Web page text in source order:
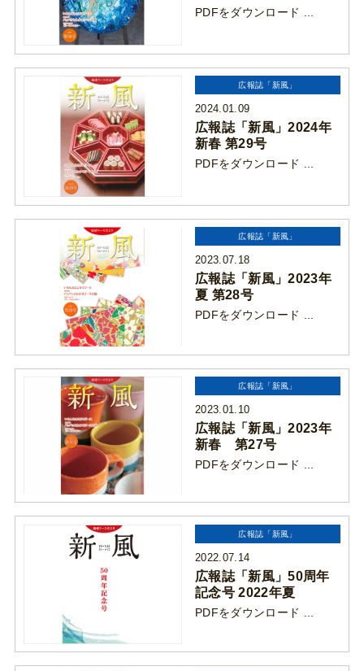
PDFをダウンロード ...
広報誌「新風」
2024.01.09
広報誌「新風」2024年
新春 第29号
PDFをダウンロード ...
広報誌「新風」
2023.07.18
広報誌「新風」2023年
夏 第28号
PDFをダウンロード ...
広報誌「新風」
2023.01.10
広報誌「新風」2023年
新春 第27号
PDFをダウンロード ...
広報誌「新風」
2022.07.14
広報誌「新風」50周年
記念号 2022年夏
PDFをダウンロード ...